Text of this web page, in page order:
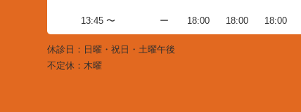
13:45 〜 ー 18:00 18:00 18:00
休診日：日曜・祝日・土曜午後
不定休：木曜